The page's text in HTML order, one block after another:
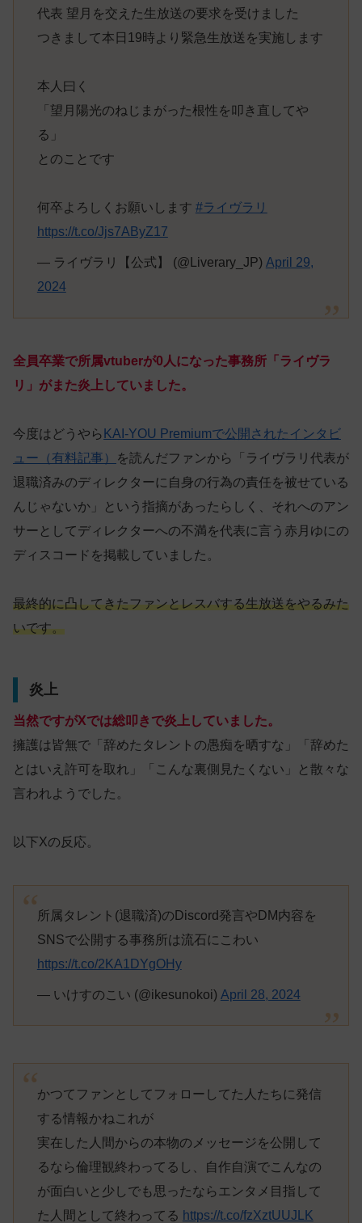
代表 望月を交えた生放送の要求を受けました
つきまして本日19時より緊急生放送を実施します
本人曰く
「望月陽光のねじまがった根性を叩き直してや
る」
とのことです
何卒よろしくお願いします #ライヴラリ
https://t.co/Jjs7AByZ17
— ライヴラリ【公式】 (@Liverary_JP) April 29,
2024
全員卒業で所属vtuberが0人になった事務所「ライヴラ
リ」がまた炎上していました。
今度はどうやら KAI-YOU Premiumで公開されたインタビ
ュー（有料記事）
を読んだファンから「ライヴラリ代表が
退職済みのディレクターに自身の行為の責任を被せている
んじゃないか」という指摘があったらしく、それへのアン
サーとしてディレクターへの不満を代表に言う赤月ゆにの
ディスコードを掲載していました。
最終的に凸してきたファンとレスバする生放送をやるみた
いです。
炎上
当然ですがXでは総叩きで炎上していました。
擁護は皆無で「辞めたタレントの愚痴を晒すな」「辞めた
とはいえ許可を取れ」「こんな裏側見たくない」と散々な
言われようでした。
以下Xの反応。
所属タレント(退職済)のDiscord発言やDM内容を
SNSで公開する事務所は流石にこわい
https://t.co/2KA1DYgOHy
— いけすのこい (@ikesunokoi) April 28, 2024
かつてファンとしてフォローしてた人たちに発信
する情報かねこれが
実在した人間からの本物のメッセージを公開して
るなら倫理観終わってるし、自作自演でこんなの
が面白いと少しでも思ったならエンタメ目指して
た人間として終わってる https://t.co/fzXztUUJLK